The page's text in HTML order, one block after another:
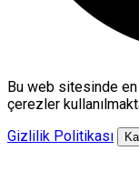
Bu web sitesinde en
çerezler
Gizlilik Politikası